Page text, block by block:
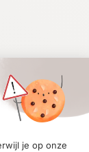
Accessoires